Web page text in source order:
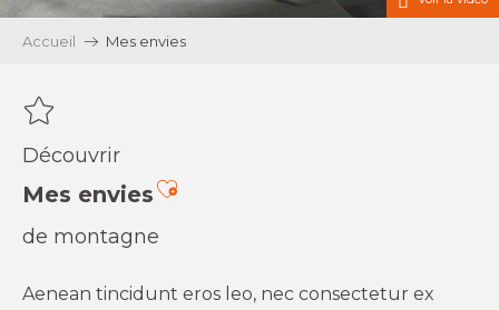
Accueil Mes envies
Découvrir
Mes enviesAjouter aux favoris
de montagne
Aenean tincidunt eros leo, nec consectetur ex